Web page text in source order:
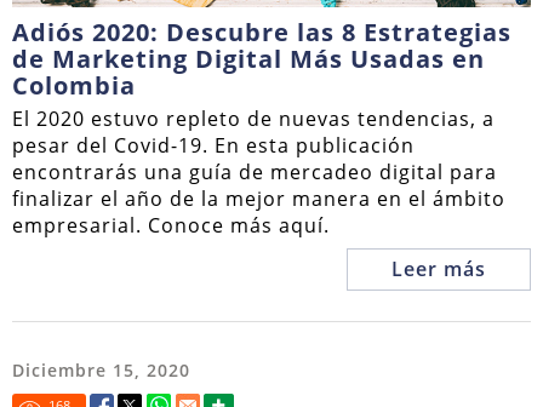
Adiós 2020: Descubre las 8 Estrategias
de Marketing Digital Más Usadas en
Colombia
El 2020 estuvo repleto de nuevas tendencias, a
pesar del Covid-19. En esta publicación
encontrarás una guía de mercadeo digital para
finalizar el año de la mejor manera en el ámbito
empresarial. Conoce más aquí.
Leer más
Diciembre 15, 2020